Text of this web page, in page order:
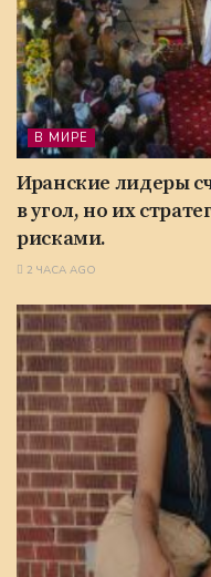
В МИРЕ
Иранские лидеры
в угол, но их
рисками.
2 ЧАСА AGO